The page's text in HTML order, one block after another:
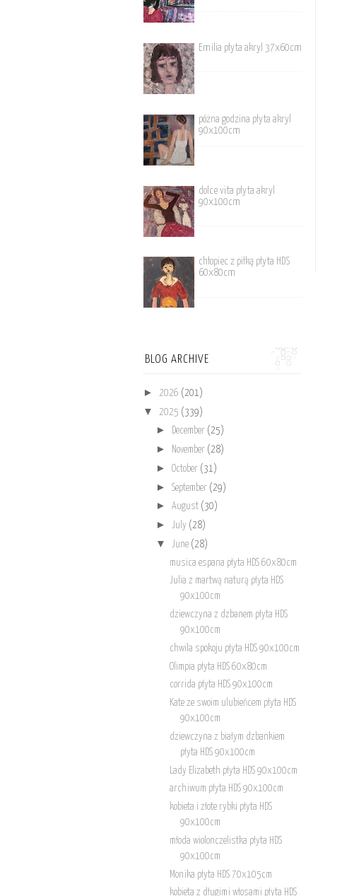
Emilia płyta akryl 37x60cm
póżna godzina płyta akryl
90x100cm
dolce vita płyta akryl
90x100cm
chłopiec z piłką płyta HDS
60x80cm
BLOG ARCHIVE
► 2026 (201)
▼ 2025 (339)
► December (25)
► November (28)
► October (31)
► September (29)
► August (30)
► July (28)
▼ June (28)
musica espana płyta HDS 60x80cm
Julia z martwą naturą płyta HDS
90x100cm
dziewczyna z dzbanem płyta HDS
90x100cm
chwila spokoju płyta HDS 90x100cm
Olimpia płyta HDS 60x80cm
corrida płyta HDS 90x100cm
Kate ze swoim ulubieńcem płyta HDS
90x100cm
dziewczyna z białym dzbankiem
płyta HDS 90x100cm
Lady Elizabeth płyta HDS 90x100cm
archiwum płyta HDS 90x100cm
kobieta i złote rybki płyta HDS
90x100cm
młoda wiolonczelistka płyta HDS
90x100cm
Monika płyta HDS 70x105cm
kobieta z długimi włosami płyta HDS